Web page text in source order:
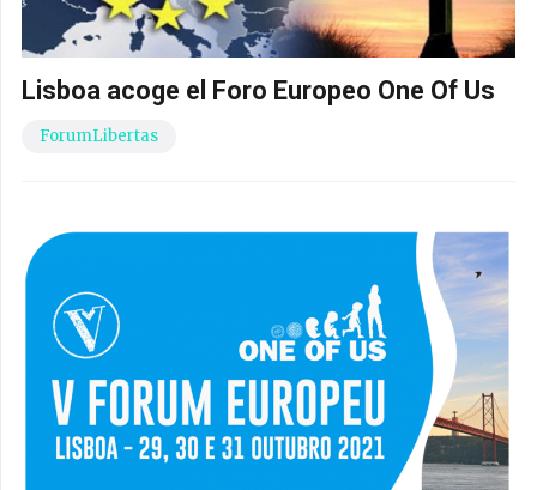
Lisboa acoge el Foro Europeo One Of Us
ForumLibertas